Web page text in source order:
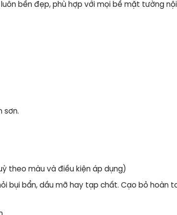
luôn bền đẹp, phù hợp với mọi bề mặt tường
sơn.
theo màu và điều kiện áp dụng)
bụi bẩn, dầu mỡ hay tạp chất. Cạo bỏ hoàn